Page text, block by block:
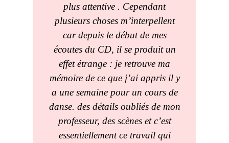
plus attentive . Cependant
plusieurs choses m’interpellent
car depuis le début de mes
écoutes du CD, il se produit un
effet étrange : je retrouve ma
mémoire de ce que j’ai appris il y
a une semaine pour un cours de
danse. des détails oubliés de mon
professeur, des scènes et c’est
essentiellement ce travail qui